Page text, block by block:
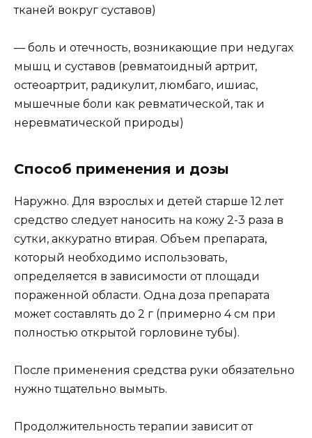
тканей вокруг суставов)
— боль и отечность, возникающие при недугах
мышц и суставов (ревматоидный артрит,
остеоартрит, радикулит, люмбаго, ишиас,
мышечные боли как ревматической, так и
неревматической природы)
Способ применения и дозы
Наружно. Для взрослых и детей старше 12 лет
средство следует наносить на кожу 2-3 раза в
сутки, аккуратно втирая. Объем препарата,
который необходимо использовать,
определяется в зависимости от площади
пораженной области. Одна доза препарата
может составлять до 2 г (примерно 4 см при
полностью открытой горловине тубы).
После применения средства руки обязательно
нужно тщательно вымыть.
Продолжительность терапии зависит от